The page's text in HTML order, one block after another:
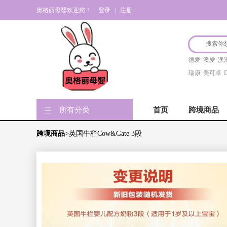
奥格丽母婴欢迎您！ 登录 注册
德爱 澳爱 澳
瑞康 美可卓
所有分类 首页 跨境商品
跨境商品>英国牛栏Cow&Gate 3段